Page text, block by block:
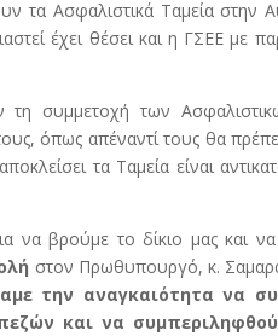
τα Ασφαλιστικά Ταμεία στην
έχει θέσει και η ΓΣΕΕ με
συμμετοχή των
όπως απέναντί τους θα
τα Ταμεία είναι
να βρούμε το δίκιο μας και
στον Πρωθυπουργό, κ.
την αναγκαιότητα να
και να